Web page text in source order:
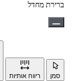
ברירת מחדל
סמן ריווח אותיות